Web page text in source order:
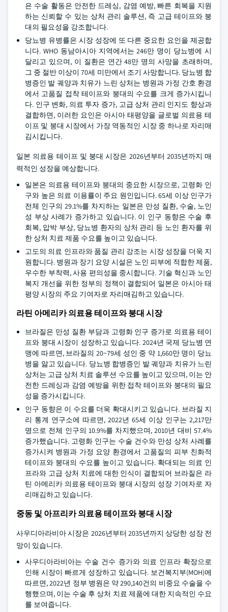
은 수술 활동은 안전한 드레싱, 감염 예방, 빠른 회복을 지원
하는 신뢰할 수 있는 상처 관리 솔루션, 즉 고급 테이프와 붕
대의 필요성을 강조합니다.
당뇨병 유병률은 시장 성장에 또 다른 중요한 요인을 제공합
니다. WHO 동남아시아 지역에서는 246만 명이 당뇨병에 시
달리고 있으며, 이 질환은 연간 48만 명의 사망을 초래하며,
그 중 절반 이상이 70세 미만에서 조기 사망합니다. 당뇨병 합
병증인 발 궤양과 치유가 느린 상처는 병원과 가정 간호 환경
에서 고품질 접착 테이프와 붕대의 수요를 크게 증가시킵니
다. 인구 변화, 의료 투자 증가, 고급 상처 관리 인지도 향상과
결합하면, 이러한 요인은 아시아 태평양을 글로벌 의료용 테
이프 및 붕대 시장에서 가장 역동적인 시장 중 하나로 자리매
김시킵니다.
일본 의료용 테이프 및 붕대 시장은 2026년부터 2035년까지 매
력적인 성장을 예상합니다.
일본은 의료용 테이프와 붕대의 중요한 시장으로, 고령화 인
구와 높은 의료 이용률이 주요 원인입니다. 65세 이상 인구가
전체 인구의 29.1%를 차지하는 일본은 만성 질환, 수술, 노인
성 부상 사례가 증가하고 있습니다. 이 인구 동향은 수술 후
회복, 압박 부상, 당뇨병 환자의 상처 관리 등 노인 환자를 위
한 상처 치료 제품 수요를 높이고 있습니다.
고도의 의료 인프라와 품질 관리 강조는 시장 성장을 더욱 지
원합니다. 병원과 장기 요양 시설은 노인 피부에 적합한 제품,
우수한 부착력, 사용 편의성을 중시합니다. 기술 혁신과 노인
복지 개선을 위한 정부의 정책이 결합되어 일본은 아시아 태
평양 시장의 주요 기여자로 자리매김하고 있습니다.
라틴 아메리카 의료용 테이프와 붕대 시장
브라질은 만성 질환 부담과 고령화 인구 증가로 의료용 테이
프와 붕대 시장이 성장하고 있습니다. 2024년 국제 당뇨병 연
맹에 따르면, 브라질의 20~79세 성인 중 약 1,660만 명이 당뇨
병을 앓고 있습니다. 당뇨병 합병증인 발 궤양과 치유가 느린
상처는 고급 상처 치료 솔루션 수요를 높이고 있으며, 이는 안
전한 드레싱과 감염 예방을 위한 접착 테이프와 붕대의 필요
성을 증가시킵니다.
인구 동향은 이 수요를 더욱 확대시키고 있습니다. 브라질 지
리 통계 연구소에 따르면, 2022년 65세 이상 인구는 2,217만
명으로 전체 인구의 10.9%를 차지했으며, 2010년 대비 57.4%
증가했습니다. 고령화 인구는 수술 건수와 만성 상처 사례를
증가시켜 병원과 가정 요양 환경에서 고품질의 피부 친화적
테이프와 붕대의 수요를 높이고 있습니다. 확대되는 의료 인
프라와 고급 상처 치료에 대한 인식이 결합되어 브라질은 라
틴 아메리카 의료용 테이프와 붕대 시장의 성장 기여자로 자
리매김하고 있습니다.
중동 및 아프리카 의료용 테이프와 붕대 시장
사우디아라비아 시장은 2026년부터 2035년까지 상당한 성장 전
망이 있습니다.
사우디아라비아는 수술 건수 증가와 의료 인프라 확장으로
인해 시장이 빠르게 성장하고 있습니다. 보건복지부(MOH)에
따르면, 2022년 정부 병원은 약 290,140건의 비중요 수술을 수
행했으며, 이는 수술 후 상처 치료 제품에 대한 지속적인 수요
를 보여줍니다.